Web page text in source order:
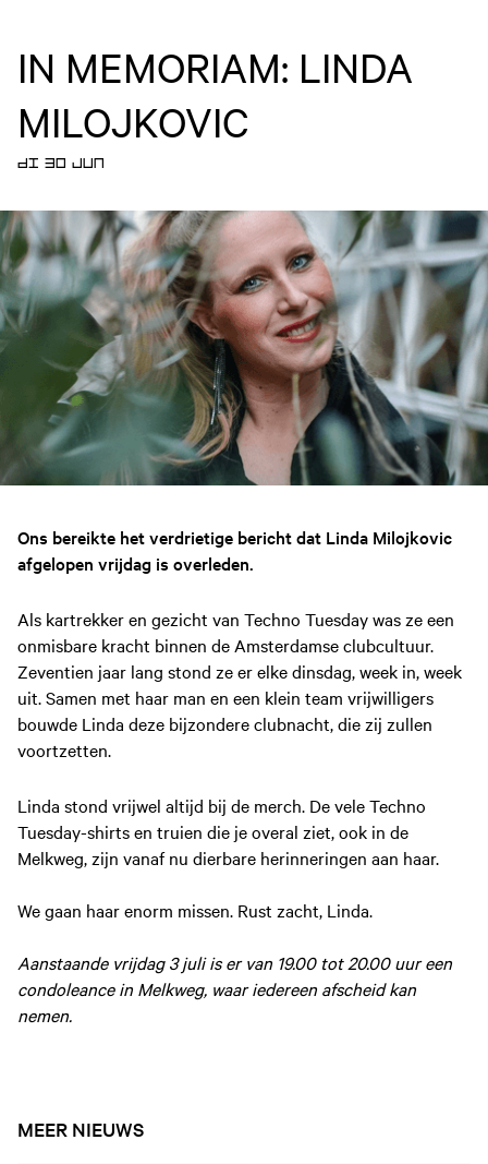
IN MEMORIAM: LINDA
MILOJKOVIC
DI 30 JUN
Ons bereikte het verdrietige bericht dat Linda Milojkovic
afgelopen vrijdag is overleden.
Als kartrekker en gezicht van Techno Tuesday was ze een
onmisbare kracht binnen de Amsterdamse clubcultuur.
Zeventien jaar lang stond ze er elke dinsdag, week in, week
uit. Samen met haar man en een klein team vrijwilligers
bouwde Linda deze bijzondere clubnacht, die zij zullen
voortzetten.
Linda stond vrijwel altijd bij de merch. De vele Techno
Tuesday-shirts en truien die je overal ziet, ook in de
Melkweg, zijn vanaf nu dierbare herinneringen aan haar.
We gaan haar enorm missen. Rust zacht, Linda.
Aanstaande vrijdag 3 juli is er van 19.00 tot 20.00 uur een
condoleance in Melkweg, waar iedereen afscheid kan
nemen.
MEER NIEUWS